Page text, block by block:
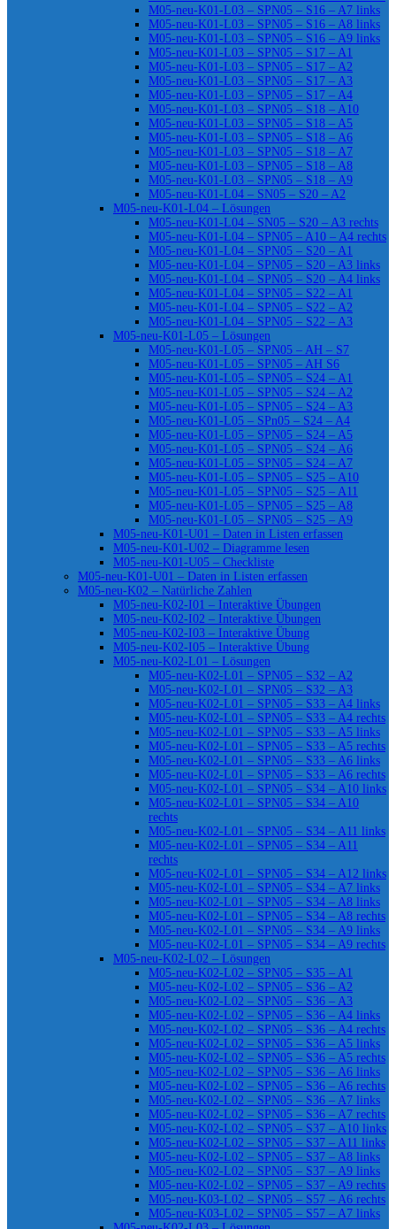
M05-neu-K01-L03 – SPN05 – S16 – A7 links
M05-neu-K01-L03 – SPN05 – S16 – A8 links
M05-neu-K01-L03 – SPN05 – S16 – A9 links
M05-neu-K01-L03 – SPN05 – S17 – A1
M05-neu-K01-L03 – SPN05 – S17 – A2
M05-neu-K01-L03 – SPN05 – S17 – A3
M05-neu-K01-L03 – SPN05 – S17 – A4
M05-neu-K01-L03 – SPN05 – S18 – A10
M05-neu-K01-L03 – SPN05 – S18 – A5
M05-neu-K01-L03 – SPN05 – S18 – A6
M05-neu-K01-L03 – SPN05 – S18 – A7
M05-neu-K01-L03 – SPN05 – S18 – A8
M05-neu-K01-L03 – SPN05 – S18 – A9
M05-neu-K01-L04 – SN05 – S20 – A2
M05-neu-K01-L04 – Lösungen
M05-neu-K01-L04 – SN05 – S20 – A3 rechts
M05-neu-K01-L04 – SPN05 – A10 – A4 rechts
M05-neu-K01-L04 – SPN05 – S20 – A1
M05-neu-K01-L04 – SPN05 – S20 – A3 links
M05-neu-K01-L04 – SPN05 – S20 – A4 links
M05-neu-K01-L04 – SPN05 – S22 – A1
M05-neu-K01-L04 – SPN05 – S22 – A2
M05-neu-K01-L04 – SPN05 – S22 – A3
M05-neu-K01-L05 – Lösungen
M05-neu-K01-L05 – SPN05 – AH – S7
M05-neu-K01-L05 – SPN05 – AH S6
M05-neu-K01-L05 – SPN05 – S24 – A1
M05-neu-K01-L05 – SPN05 – S24 – A2
M05-neu-K01-L05 – SPN05 – S24 – A3
M05-neu-K01-L05 – SPn05 – S24 – A4
M05-neu-K01-L05 – SPN05 – S24 – A5
M05-neu-K01-L05 – SPN05 – S24 – A6
M05-neu-K01-L05 – SPN05 – S24 – A7
M05-neu-K01-L05 – SPN05 – S25 – A10
M05-neu-K01-L05 – SPN05 – S25 – A11
M05-neu-K01-L05 – SPN05 – S25 – A8
M05-neu-K01-L05 – SPN05 – S25 – A9
M05-neu-K01-U01 – Daten in Listen erfassen
M05-neu-K01-U02 – Diagramme lesen
M05-neu-K01-U05 – Checkliste
M05-neu-K01-U01 – Daten in Listen erfassen
M05-neu-K02 – Natürliche Zahlen
M05-neu-K02-I01 – Interaktive Übungen
M05-neu-K02-I02 – Interaktive Übungen
M05-neu-K02-I03 – Interaktive Übung
M05-neu-K02-I05 – Interaktive Übung
M05-neu-K02-L01 – Lösungen
M05-neu-K02-L01 – SPN05 – S32 – A2
M05-neu-K02-L01 – SPN05 – S32 – A3
M05-neu-K02-L01 – SPN05 – S33 – A4 links
M05-neu-K02-L01 – SPN05 – S33 – A4 rechts
M05-neu-K02-L01 – SPN05 – S33 – A5 links
M05-neu-K02-L01 – SPN05 – S33 – A5 rechts
M05-neu-K02-L01 – SPN05 – S33 – A6 links
M05-neu-K02-L01 – SPN05 – S33 – A6 rechts
M05-neu-K02-L01 – SPN05 – S34 – A10 links
M05-neu-K02-L01 – SPN05 – S34 – A10
rechts
M05-neu-K02-L01 – SPN05 – S34 – A11 links
M05-neu-K02-L01 – SPN05 – S34 – A11
rechts
M05-neu-K02-L01 – SPN05 – S34 – A12 links
M05-neu-K02-L01 – SPN05 – S34 – A7 links
M05-neu-K02-L01 – SPN05 – S34 – A8 links
M05-neu-K02-L01 – SPN05 – S34 – A8 rechts
M05-neu-K02-L01 – SPN05 – S34 – A9 links
M05-neu-K02-L01 – SPN05 – S34 – A9 rechts
M05-neu-K02-L02 – Lösungen
M05-neu-K02-L02 – SPN05 – S35 – A1
M05-neu-K02-L02 – SPN05 – S36 – A2
M05-neu-K02-L02 – SPN05 – S36 – A3
M05-neu-K02-L02 – SPN05 – S36 – A4 links
M05-neu-K02-L02 – SPN05 – S36 – A4 rechts
M05-neu-K02-L02 – SPN05 – S36 – A5 links
M05-neu-K02-L02 – SPN05 – S36 – A5 rechts
M05-neu-K02-L02 – SPN05 – S36 – A6 links
M05-neu-K02-L02 – SPN05 – S36 – A6 rechts
M05-neu-K02-L02 – SPN05 – S36 – A7 links
M05-neu-K02-L02 – SPN05 – S36 – A7 rechts
M05-neu-K02-L02 – SPN05 – S37 – A10 links
M05-neu-K02-L02 – SPN05 – S37 – A11 links
M05-neu-K02-L02 – SPN05 – S37 – A8 links
M05-neu-K02-L02 – SPN05 – S37 – A9 links
M05-neu-K02-L02 – SPN05 – S37 – A9 rechts
M05-neu-K03-L02 – SPN05 – S57 – A6 rechts
M05-neu-K03-L02 – SPN05 – S57 – A7 links